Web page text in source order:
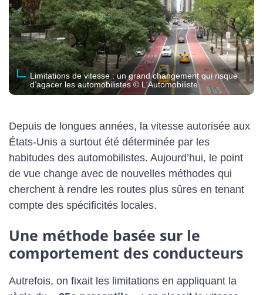
Limitations de vitesse : un grand changement qui risque
d’agacer les automobilistes © L'Automobiliste
Depuis de longues années, la vitesse autorisée aux
États-Unis a surtout été déterminée par les
habitudes des automobilistes. Aujourd’hui, le point
de vue change avec de nouvelles méthodes qui
cherchent à rendre les routes plus sûres en tenant
compte des spécificités locales.
Une méthode basée sur le
comportement des conducteurs
Autrefois, on fixait les limitations en appliquant la